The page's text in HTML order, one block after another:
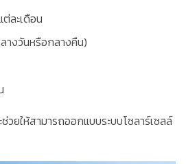
ละเดือน
างวันหรือกลางคืน)
ช่วยให้สามารถออกแบบระบบโซลาร์เซลล์